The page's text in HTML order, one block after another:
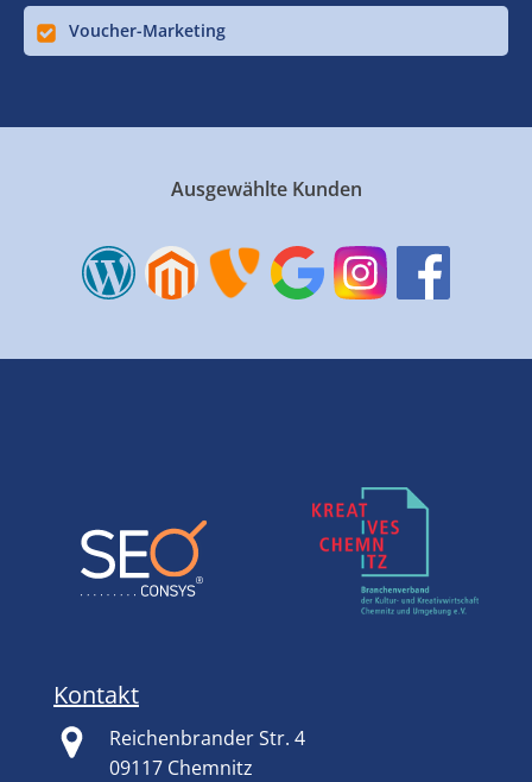
Voucher-Marketing
Ausgewählte Kunden
Kontakt
Reichenbrander Str. 4
09117 Chemnitz